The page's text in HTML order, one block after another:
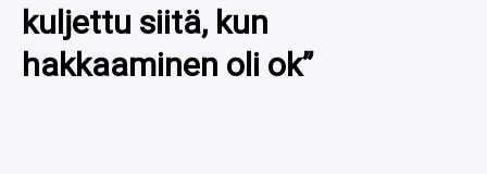
LEFFAHERKUT
kuljettu siitä, kun
hakkaaminen oli ok”